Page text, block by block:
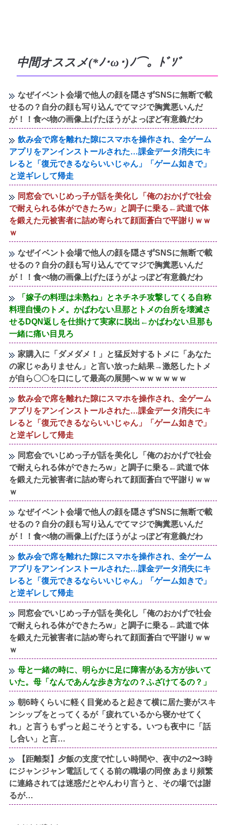
中間オススメ(*ﾉ･ω･)ﾉ⌒。ﾄﾞｿﾞ
なぜイベント会場で他人の顔を隠さずSNSに無断で載
せるの？自分の顔も写り込んでてマジで胸糞悪いんだ
が！！食べ物の画像上げたほうがよっぽど有意義だわ
飲み会で席を離れた隙にスマホを操作され、全ゲーム
アプリをアンインストールされた…課金データ消失にキ
レると「復元できるならいいじゃん」「ゲーム如きで」
と逆ギレして帰走
同窓会でいじめっ子が話を美化し「俺のおかげで社会
で耐えられる体ができたろw」と調子に乗る←武道で体
を鍛えた元被害者に詰め寄られて顔面蒼白で平謝りｗｗ
ｗ
なぜイベント会場で他人の顔を隠さずSNSに無断で載
せるの？自分の顔も写り込んでてマジで胸糞悪いんだ
が！！食べ物の画像上げたほうがよっぽど有意義だわ
「嫁子の料理は未熟ね」とネチネチ攻撃してくる自称
料理自慢のトメ。かばわない旦那とトメの台所を壊滅さ
せるDQN返しを仕掛けて実家に脱出←かばわない旦那も
一緒に痛い目見ろ
家購入に「ダメダメ！」と猛反対するトメに「あなた
の家じゃありません」と言い放った結果→激怒したトメ
が自ら〇〇を口にして最高の展開へｗｗｗｗｗｗ
飲み会で席を離れた隙にスマホを操作され、全ゲーム
アプリをアンインストールされた…課金データ消失にキ
レると「復元できるならいいじゃん」「ゲーム如きで」
と逆ギレして帰走
同窓会でいじめっ子が話を美化し「俺のおかげで社会
で耐えられる体ができたろw」と調子に乗る←武道で体
を鍛えた元被害者に詰め寄られて顔面蒼白で平謝りｗｗ
ｗ
なぜイベント会場で他人の顔を隠さずSNSに無断で載
せるの？自分の顔も写り込んでてマジで胸糞悪いんだ
が！！食べ物の画像上げたほうがよっぽど有意義だわ
飲み会で席を離れた隙にスマホを操作され、全ゲーム
アプリをアンインストールされた…課金データ消失にキ
レると「復元できるならいいじゃん」「ゲーム如きで」
と逆ギレして帰走
同窓会でいじめっ子が話を美化し「俺のおかげで社会
で耐えられる体ができたろw」と調子に乗る←武道で体
を鍛えた元被害者に詰め寄られて顔面蒼白で平謝りｗｗ
ｗ
母と一緒の時に、明らかに足に障害がある方が歩いて
いた。母「なんであんな歩き方なの？ふざけてるの？」
朝6時くらいに軽く目覚めると起きて横に居た妻がスキ
ンシップをとってくるが「疲れているから寝かせてく
れ」と言うもずっと起こそうとする。いつも夜中に「話
し合い」と言…
【距離梨】夕飯の支度で忙しい時間や、夜中の2〜3時
にジャンジャン電話してくる前の職場の同僚 あまり頻繁
に連絡されては迷惑だとやんわり言うと、その場では謝
るが…